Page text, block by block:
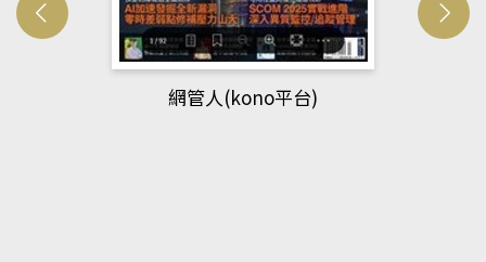
網管人(kono平台)